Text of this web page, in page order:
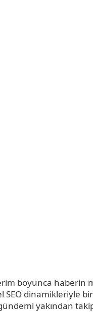
boyunca haberin
SEO dinamikleriyle
yakından takip